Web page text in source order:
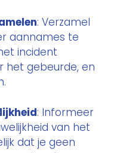
: Verzamel
aannames te
incident
het gebeurde, en
: Informeer
van het
dat je geen